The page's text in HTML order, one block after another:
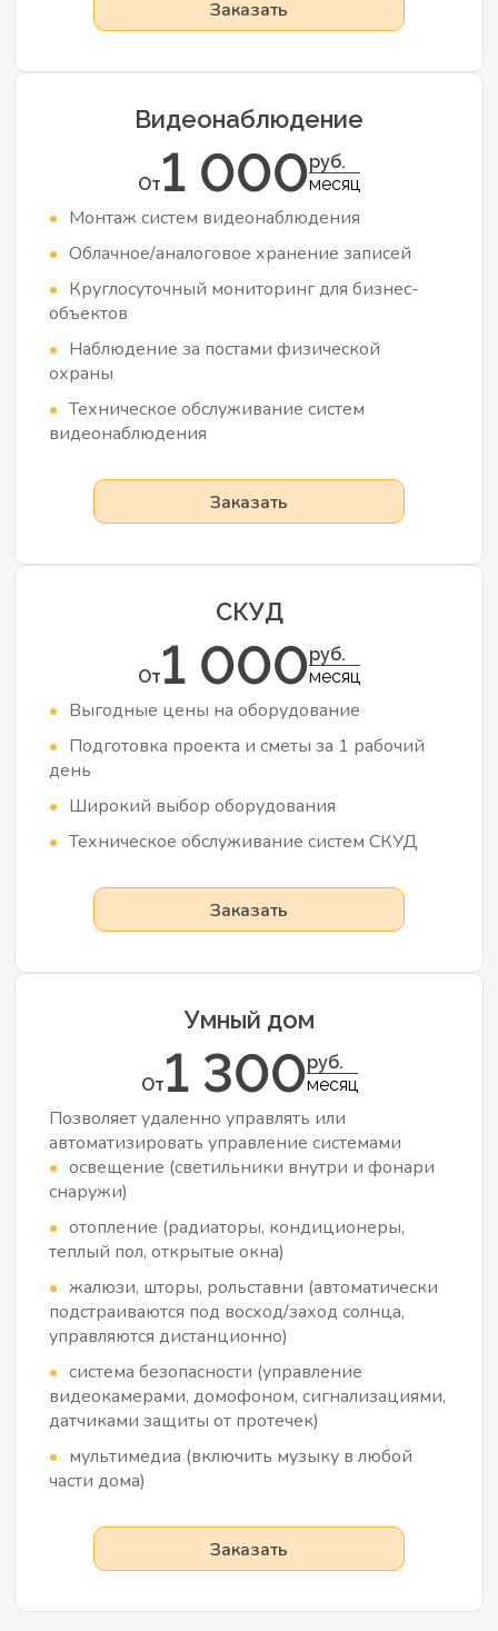
Заказать
Видеонаблюдение
От1 000руб.
месяц
Монтаж систем видеонаблюдения
Облачное/аналоговое хранение записей
Круглосуточный мониторинг для бизнес-
объектов
Наблюдение за постами физической
охраны
Техническое обслуживание систем
видеонаблюдения
Заказать
СКУД
От1 000руб.
месяц
Выгодные цены на оборудование
Подготовка проекта и сметы за 1 рабочий
день
Широкий выбор оборудования
Техническое обслуживание систем СКУД
Заказать
Умный дом
От1 300руб.
месяц
Позволяет удаленно управлять или
автоматизировать управление системами
освещение (светильники внутри и фонари
снаружи)
отопление (радиаторы, кондиционеры,
теплый пол, открытые окна)
жалюзи, шторы, рольставни (автоматически
подстраиваются под восход/заход солнца,
управляются дистанционно)
система безопасности (управление
видеокамерами, домофоном, сигнализациями,
датчиками защиты от протечек)
мультимедиа (включить музыку в любой
части дома)
Заказать